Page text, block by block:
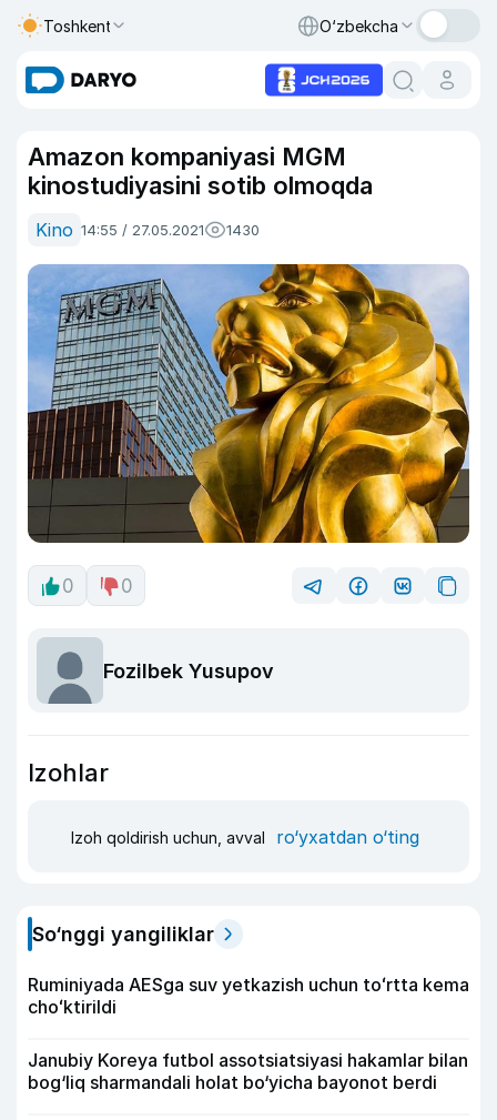
Toshkent O‘zbekcha
Amazon kompaniyasi MGM
kinostudiyasini sotib olmoqda
Kino 14:55 / 27.05.2021 1430
0 0
Fozilbek Yusupov
Izohlar
Izoh qoldirish uchun, avval ro‘yxatdan o‘ting
So‘nggi yangiliklar
Ruminiyada AESga suv yetkazish uchun toʻrtta kema
choʻktirildi
Janubiy Koreya futbol assotsiatsiyasi hakamlar bilan
bog‘liq sharmandali holat bo‘yicha bayonot berdi